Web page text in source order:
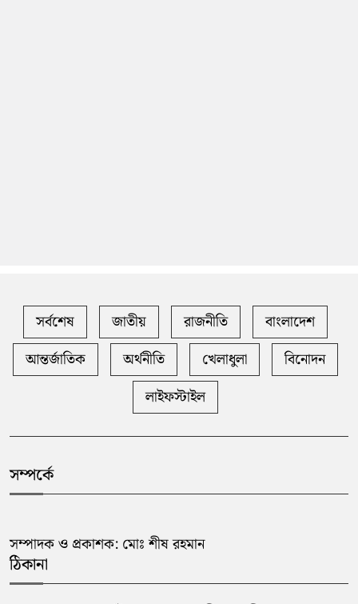
সর্বশেষ জাতীয় রাজনীতি
বাংলাদেশ
আন্তর্জাতিক
অর্থনীতি খেলাধুলা
বিনোদন
লাইফস্টাইল
সম্পর্কে
সম্পাদক ও প্রকাশক: মোঃ শীষ রহমান
ঠিকানা